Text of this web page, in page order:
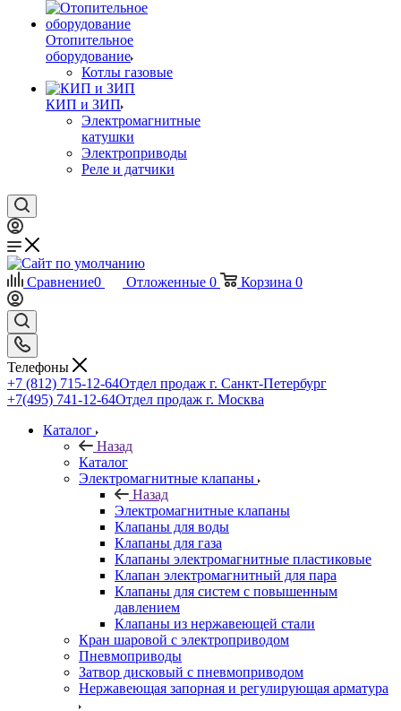
Отопительное
оборудование
Котлы газовые
КИП и ЗИП
Электромагнитные
катушки
Электроприводы
Реле и датчики
Сравнение0 Отложенные 0 Корзина 0
Телефоны
+7 (812) 715-12-64Отдел продаж г. Санкт-Петербург
+7(495) 741-12-64Отдел продаж г. Москва
Каталог
Назад
Каталог
Электромагнитные клапаны
Назад
Электромагнитные клапаны
Клапаны для воды
Клапаны для газа
Клапаны электромагнитные пластиковые
Клапан электромагнитный для пара
Клапаны для систем с повышенным
давлением
Клапаны из нержавеющей стали
Кран шаровой с электроприводом
Пневмоприводы
Затвор дисковый с пневмоприводом
Нержавеющая запорная и регулирующая арматура